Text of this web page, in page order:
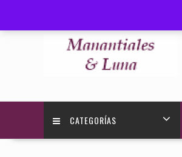
CATEGORÍAS